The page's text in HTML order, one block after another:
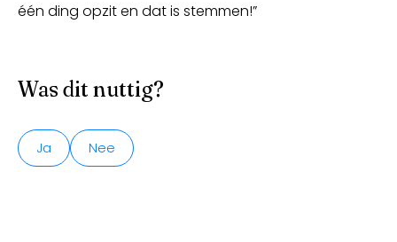
één ding opzit en dat is stemmen!”
Was dit nuttig?
Ja Nee